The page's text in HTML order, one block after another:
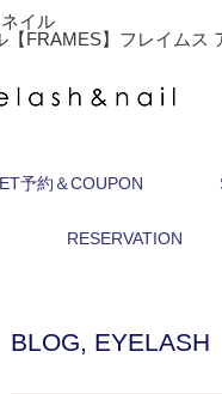
イル
【FRAMES】フレイムス
予約＆COUPON
RESERVATION
BLOG, EYELASH